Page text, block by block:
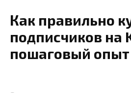
Как правильно
подписчиков на
пошаговый опыт